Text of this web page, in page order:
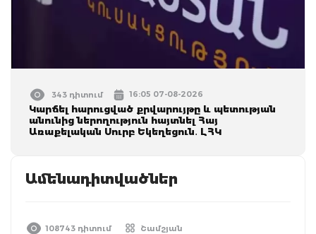
343 դիտում 16:05 07-08-2026
Կարճել հարուցված քրվարույթը և պետության
անունից ներողություն հայտնել Հայ
Առաքելական Սուրբ Եկեղեցուն․ ԼՀԿ
Ամենադիտվածներ
108743 դիտում Շամշյան